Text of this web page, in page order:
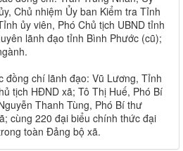
Chủ nhiệm Ủy ban Kiểm tra Tỉnh
ủy viên, Phó Chủ tịch UBND tỉnh
lãnh đạo tỉnh Bình Phước (cũ);
đồng chí lãnh đạo: Vũ Lương, Tỉnh
tịch HĐND xã; Tô Thị Huế, Phó Bí
Thanh Tùng, Phó Bí thư
cùng 220 đại biểu chính thức đại
toàn Đảng bộ xã.